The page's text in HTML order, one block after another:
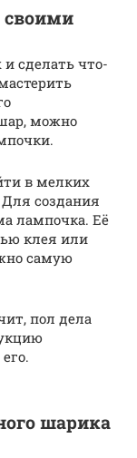
своими
сделать что-
можно
в мелких
Для создания
лампочка. Её
клея или
самую
пол дела
шарика